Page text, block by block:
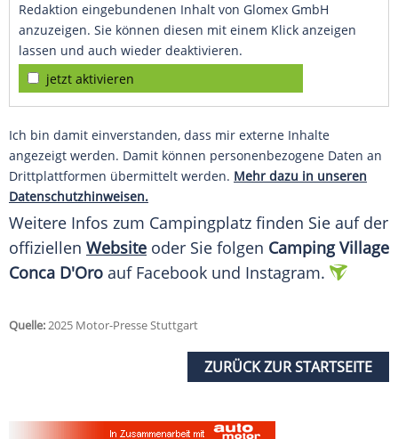
Redaktion eingebundenen Inhalt von Glomex GmbH
anzuzeigen. Sie können diesen mit einem Klick anzeigen
lassen und auch wieder deaktivieren.
jetzt aktivieren
Ich bin damit einverstanden, dass mir externe Inhalte
angezeigt werden. Damit können personenbezogene Daten an
Drittplattformen übermittelt werden. Mehr dazu in unseren
Datenschutzhinweisen.
Weitere Infos zum Campingplatz finden Sie auf der
offiziellen Website oder Sie folgen Camping Village
Conca D'Oro auf Facebook und Instagram.
Quelle:2025 Motor-Presse Stuttgart
ZURÜCK ZUR STARTSEITE